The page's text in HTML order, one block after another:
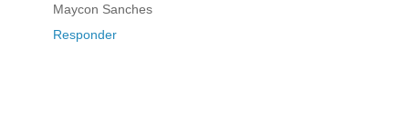
Maycon Sanches
Responder